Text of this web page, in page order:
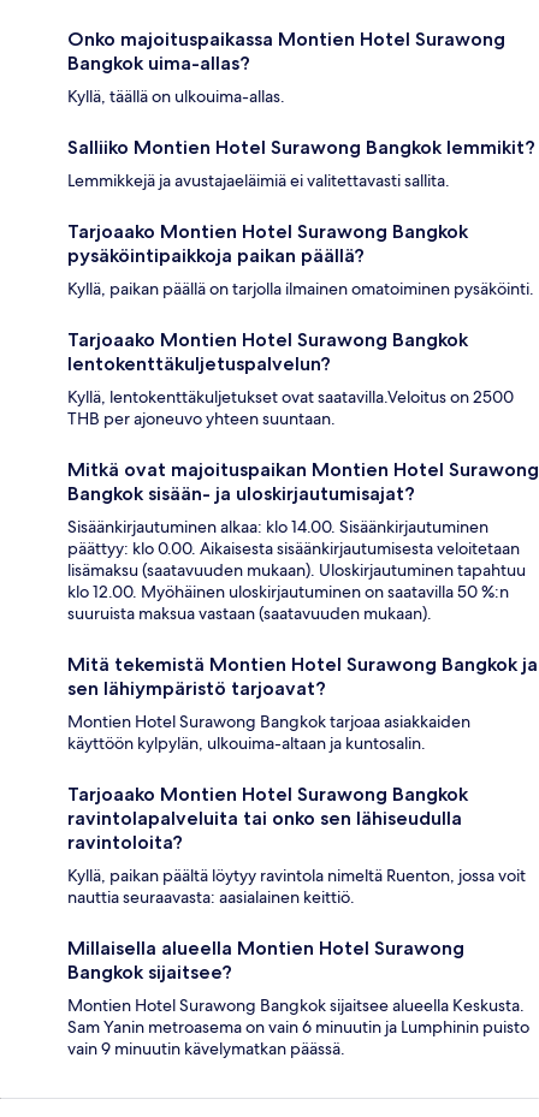
Onko majoituspaikassa Montien Hotel Surawong
Bangkok uima-allas?
Kyllä, täällä on ulkouima-allas.
Salliiko Montien Hotel Surawong Bangkok lemmikit?
Lemmikkejä ja avustajaeläimiä ei valitettavasti sallita.
Tarjoaako Montien Hotel Surawong Bangkok
pysäköintipaikkoja paikan päällä?
Kyllä, paikan päällä on tarjolla ilmainen omatoiminen pysäköinti.
Tarjoaako Montien Hotel Surawong Bangkok
lentokenttäkuljetuspalvelun?
Kyllä, lentokenttäkuljetukset ovat saatavilla.Veloitus on 2500
THB per ajoneuvo yhteen suuntaan.
Mitkä ovat majoituspaikan Montien Hotel Surawong
Bangkok sisään- ja uloskirjautumisajat?
Sisäänkirjautuminen alkaa: klo 14.00. Sisäänkirjautuminen
päättyy: klo 0.00. Aikaisesta sisäänkirjautumisesta veloitetaan
lisämaksu (saatavuuden mukaan). Uloskirjautuminen tapahtuu
klo 12.00. Myöhäinen uloskirjautuminen on saatavilla 50 %:n
suuruista maksua vastaan (saatavuuden mukaan).
Mitä tekemistä Montien Hotel Surawong Bangkok ja
sen lähiympäristö tarjoavat?
Montien Hotel Surawong Bangkok tarjoaa asiakkaiden
käyttöön kylpylän, ulkouima-altaan ja kuntosalin.
Tarjoaako Montien Hotel Surawong Bangkok
ravintolapalveluita tai onko sen lähiseudulla
ravintoloita?
Kyllä, paikan päältä löytyy ravintola nimeltä Ruenton, jossa voit
nauttia seuraavasta: aasialainen keittiö.
Millaisella alueella Montien Hotel Surawong
Bangkok sijaitsee?
Montien Hotel Surawong Bangkok sijaitsee alueella Keskusta.
Sam Yanin metroasema on vain 6 minuutin ja Lumphinin puisto
vain 9 minuutin kävelymatkan päässä.